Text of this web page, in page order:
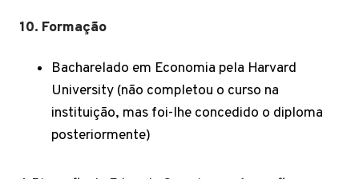
10. Formação
Bacharelado em Economia pela Harvard
University (não completou o curso na
instituição, mas foi-lhe concedido o diploma
posteriormente)